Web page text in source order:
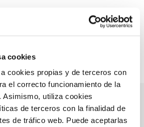
cookies
cookies propias y de terceros con
el correcto funcionamiento de la
Asimismo, utiliza cookies
de terceros con la finalidad de
de tráfico web. Puede aceptarlas
Convenio con el
Colegio Profesional